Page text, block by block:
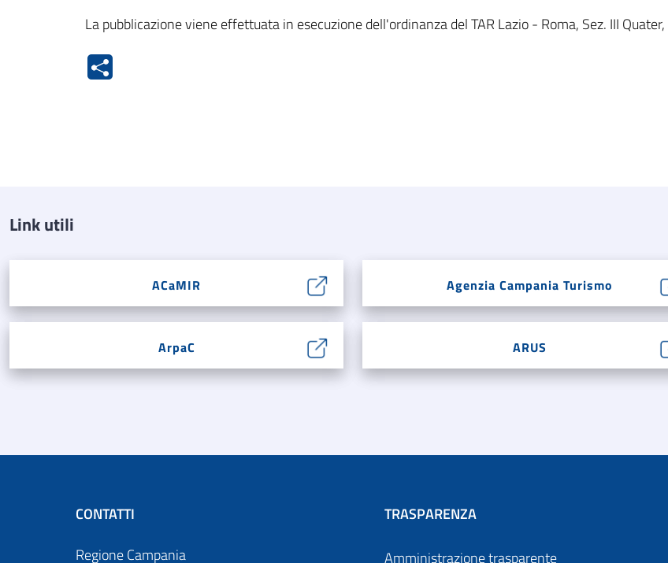
La pubblicazione viene effettuata in esecuzione dell'ordinanza del TAR Lazio - Roma, Sez. III
Link utili
ACaMIR Agenzia Campania Turismo
ArpaC ARUS
CONTATTI
Regione Campania
TRASPARENZA
Amministrazione trasparente